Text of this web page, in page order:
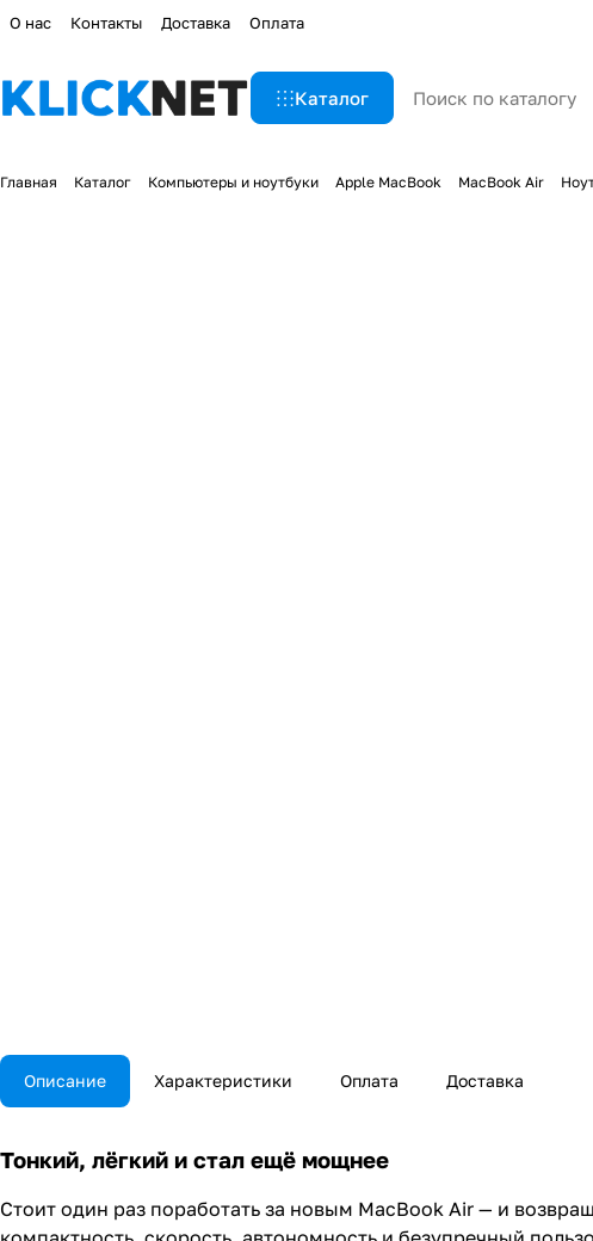
О нас Контакты Доставка Оплата
Каталог
Главная Каталог Компьютеры и ноутбуки Apple MacBook MacBook Air
Описание Характеристики Оплата Доставка
Тонкий, лёгкий и стал ещё мощнее
Стоит один раз поработать за новым MacBook Air — и